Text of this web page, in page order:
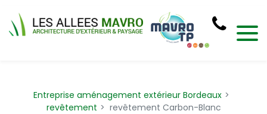
Entreprise aménagement extérieur Bordeaux
revêtement
revêtement Carbon-Blanc